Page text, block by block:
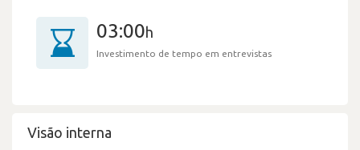
03:00h
Investimento de tempo em entrevistas
Visão interna